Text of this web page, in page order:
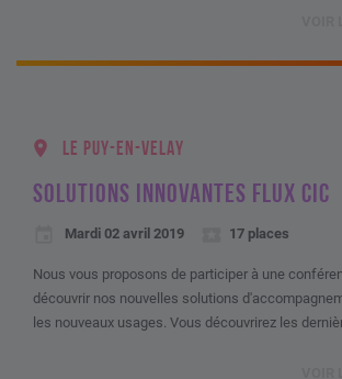
LE PUY-EN-VELAY
SOLUTIONS INNOVANTES FLUX CIC
Mardi 02 avril 2019 17 places
Nous vous proposons de participer à une
découvrir nos nouvelles solutions
les nouveaux usages. Vous découvrirez les